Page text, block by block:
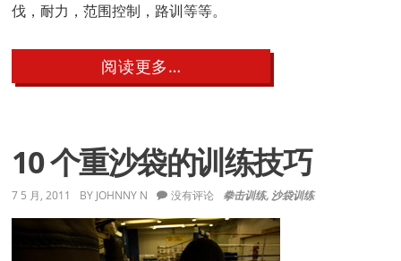
伐，耐力，范围控制，路训等等。
阅读更多…
读
5-
8-
11
10 个重沙袋的训练技巧
7 5 月, 2011 BY JOHNNY N 拳击训练, 沙袋训练
没有评论